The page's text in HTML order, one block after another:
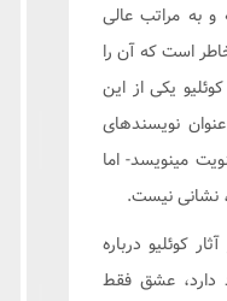
و به مراتب عالی
است که آن را
یکی از این
نویسندهای
مینویسد- اما
نشانی نیست.
کوئلیو درباره
عشق فقط